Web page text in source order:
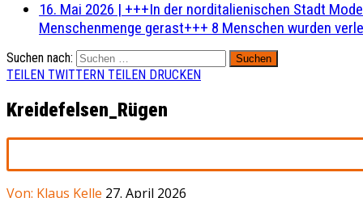
16. Mai 2026 | +++In der norditalienischen Stadt
Menschenmenge gerast+++ 8 Menschen wurden
Suchen nach:
TEILEN TWITTERN TEILEN DRUCKEN
Kreidefelsen_Rügen
Von: Klaus Kelle 27. April 2026